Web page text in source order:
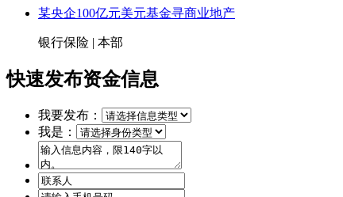
上市企业纯信用贷款推荐02-12
荐（客户提问更新）
为养老的住宅、公寓、商业项目）进行收并购
某大型民营企业90亿专项资金针对长三角地
资要求01-20
[债权投资]某租赁资金针对国央企、上市公司的芯片、
目投资要求01-06
[债权投资]某租赁资金针对政信平台、央企、国企类、
目的投资要求01-06
某央企100亿元美元基金寻商业地产
银行保险 | 本部
快速发布资金信息
我要发布：
我是：